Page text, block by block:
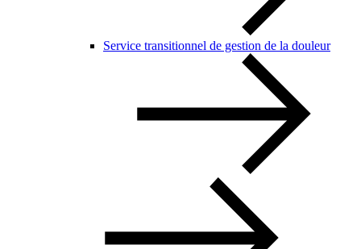
Service transitionnel de gestion de la douleur